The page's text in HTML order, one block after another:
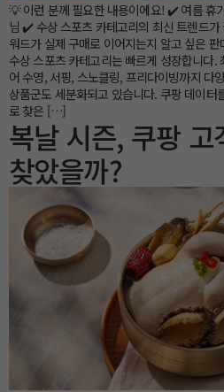
💡 이런 분께 필요한 내용이에요! ✔️ 여름 휴
님 ✔️ 수상 스포츠 카테고리의 최신 트렌드
워드가 실제 구매로 이어지는지 알고 싶은
수상 스포츠 카테고리는 빠르게 성장합니다.
어 수영, 서핑, 스노클링, 프리다이빙까지 다
상품군도 세분화되고 있습니다. 쿠팡 데이터
로 찾은 […]
복날 시즌, 쿠팡
찾았을까?